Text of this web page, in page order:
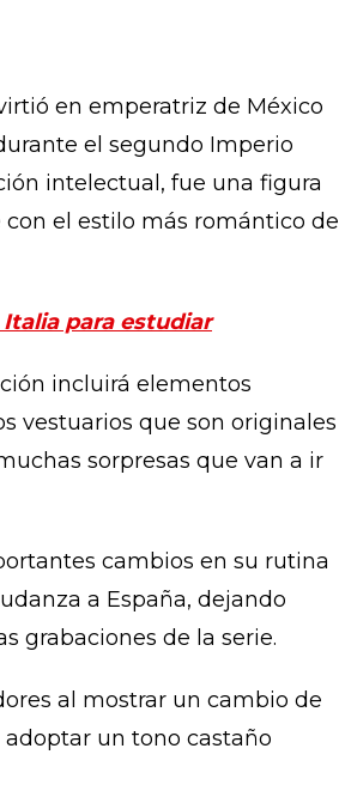
en emperatriz de México
el segundo Imperio
intelectual, fue una figura
el estilo más romántico de
para estudiar
incluirá elementos
vestuarios que son originales
sorpresas que van a ir
cambios en su rutina
a España, dejando
grabaciones de la serie.
al mostrar un cambio de
adoptar un tono castaño